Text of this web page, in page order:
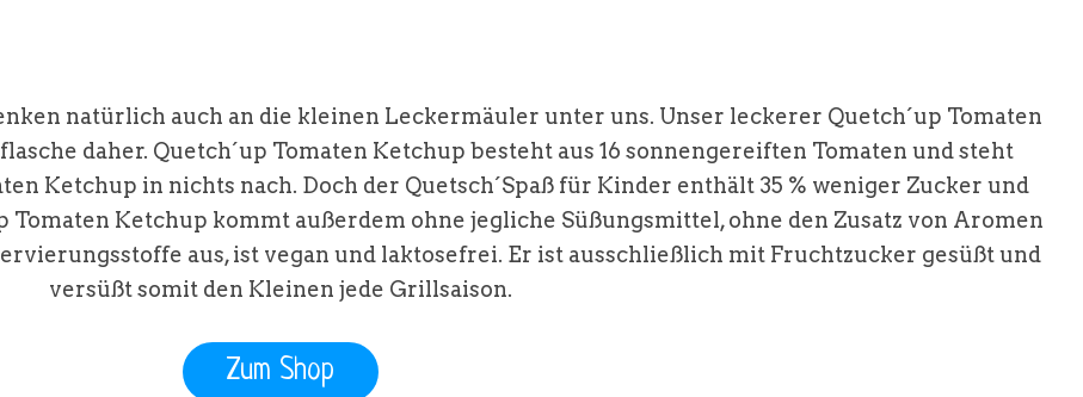
natürlich auch an die kleinen Leckermäuler unter uns. Unser leckerer Quetch´up Tomaten
daher. Quetch´up Tomaten Ketchup besteht aus 16 sonnengereiften Tomaten und steht
Ketchup in nichts nach. Doch der Quetsch´Spaß für Kinder enthält 35 % weniger Zucker und
Tomaten Ketchup kommt außerdem ohne jegliche Süßungsmittel, ohne den Zusatz von Aromen
aus, ist vegan und laktosefrei. Er ist ausschließlich mit Fruchtzucker gesüßt und
versüßt somit den Kleinen jede Grillsaison.
Zum Shop